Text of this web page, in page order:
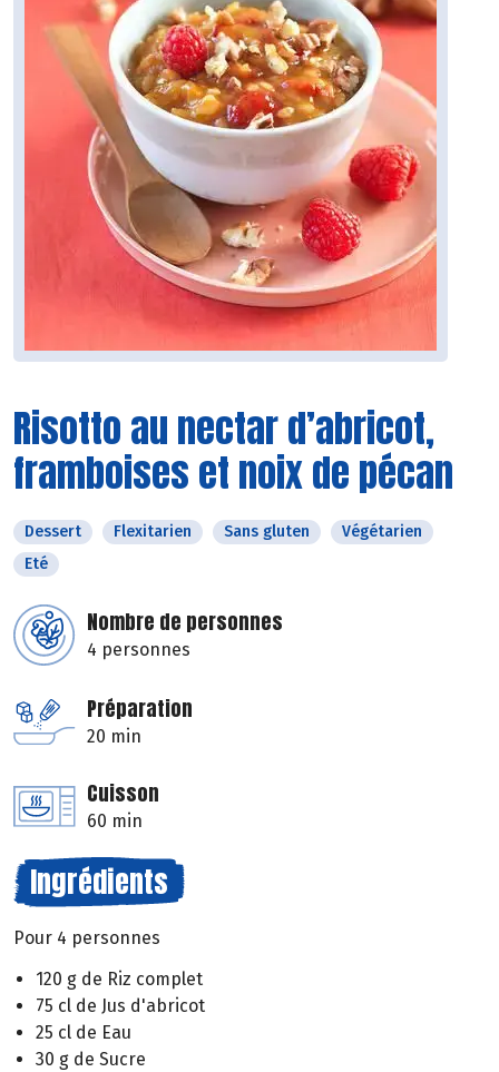
Risotto au nectar d’abricot,
framboises et noix de pécan
Dessert Flexitarien Sans gluten
Végétarien
Eté
Nombre de personnes
4 personnes
Préparation
20 min
Cuisson
60 min
Ingrédients
Pour 4 personnes
120 g de Riz complet
75 cl de Jus d'abricot
25 cl de Eau
30 g de Sucre